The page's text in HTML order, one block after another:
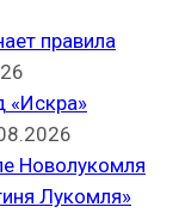
правила
«Искра»
Новолукомля
Лукомля»